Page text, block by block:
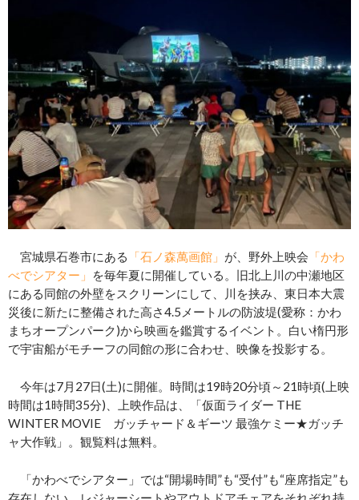
宮城県石巻市にある 「石ノ森萬画館」 が、野外上映会 「かわ
べでシアター」
を毎年夏に開催している。旧北上川の中瀬地区
にある同館の外壁をスクリーンにして、川を挟み、東日本大震
災後に新たに整備された高さ4.5メートルの防波堤(愛称：かわ
まちオープンパーク)から映画を鑑賞するイベント。白い楕円形
で宇宙船がモチーフの同館の形に合わせ、映像を投影する。
今年は7月27日(土)に開催。時間は19時20分頃～21時頃(上映
時間は1時間35分)、上映作品は、「仮面ライダー THE
WINTER MOVIE ガッチャード＆ギーツ 最強ケミー★ガッチ
ャ大作戦」。観覧料は無料。
「かわべでシアター」では“開場時間”も“受付”も“座席指定”も